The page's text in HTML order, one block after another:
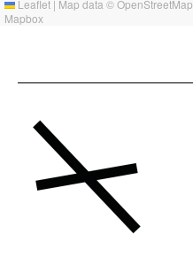
Leaflet | Map data ©OpenStreetMap
Mapbox